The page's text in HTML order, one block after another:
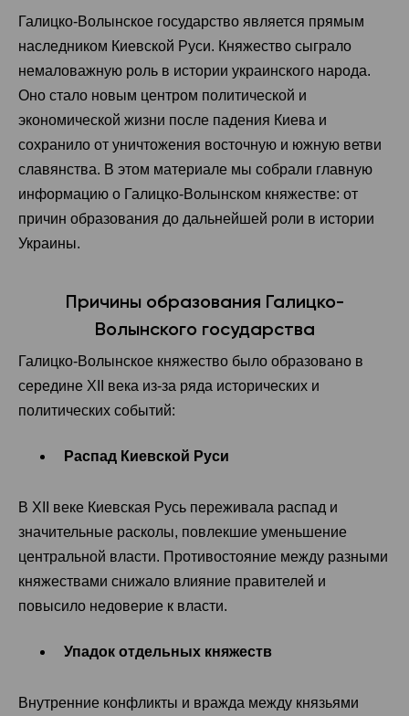
Правители Галицко-Волынского княжества: от
первого до последнего
Распад Галицко-Волынского государства
Галицко-Волынское государство является прямым
наследником Киевской Руси. Княжество сыграло
немаловажную роль в истории украинского народа.
Оно стало новым центром политической и
экономической жизни после падения Киева и
сохранило от уничтожения восточную и южную ветви
славянства. В этом материале мы собрали главную
информацию о Галицко-Волынском княжестве: от
причин образования до дальнейшей роли в истории
Украины.
Причины образования Галицко-
Волынского государства
Галицко-Волынское княжество было образовано в
середине XII века из-за ряда исторических и
политических событий:
Распад Киевской Руси
В XII веке Киевская Русь переживала распад и
значительные расколы, повлекшие уменьшение
центральной власти. Противостояние между разными
княжествами снижало влияние правителей и
повысило недоверие к власти.
Упадок отдельных княжеств
Внутренние конфликты и вражда между князьями